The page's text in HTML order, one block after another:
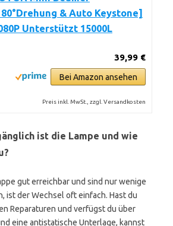
& Auto Keystone]
Unterstützt 15000L
39,99 €
Bei Amazon ansehen
Preis inkl. MwSt., zzgl. Versandkosten
ist die Lampe und wie
gut erreichbar und sind nur wenige
ist der Wechsel oft einfach. Hast du
Reparaturen und verfügst du über
eine antistatische Unterlage, kannst